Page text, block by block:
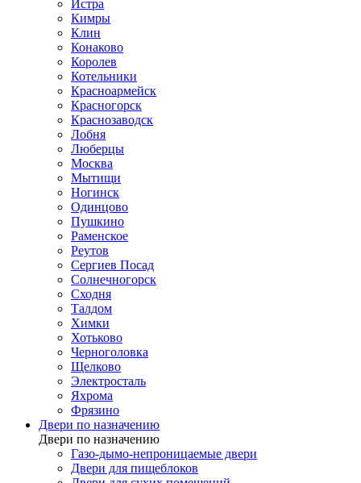
Истра
Кимры
Клин
Конаково
Королев
Котельники
Красноармейск
Красногорск
Краснозаводск
Лобня
Люберцы
Москва
Мытищи
Ногинск
Одинцово
Пушкино
Раменское
Реутов
Сергиев Посад
Солнечногорск
Сходня
Талдом
Химки
Хотьково
Черноголовка
Щелково
Электросталь
Яхрома
Фрязино
Двери по назначению
Двери по назначению
Газо-дымо-непроницаемые двери
Двери для пищеблоков